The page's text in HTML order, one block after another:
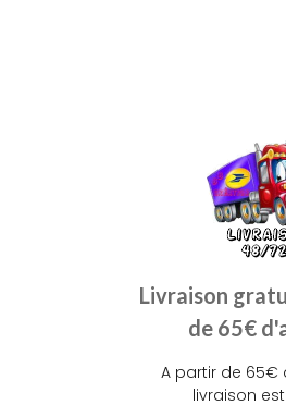
Livraison
de 65€
A partir de 65€
livraison